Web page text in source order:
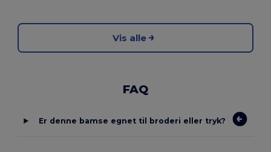
Vis alle
FAQ
Er denne bamse egnet til broderi eller tryk?